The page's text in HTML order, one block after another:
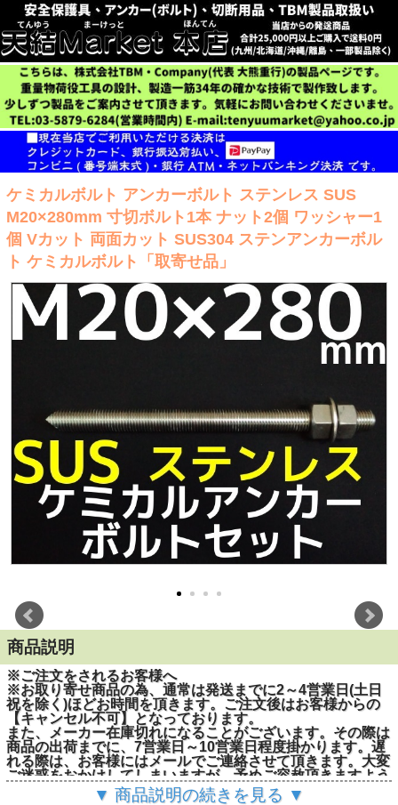
ケミカルボルト アンカーボルト ステンレス SUS
M20×280mm 寸切ボルト1本 ナット2個 ワッシャー1
個 Vカット 両面カット SUS304 ステンアンカーボル
ト ケミカルボルト「取寄せ品」
商品説明
※ご注文をされるお客様へ
※お取り寄せ商品の為、通常は発送までに2～4営業日(土日
祝を除く)ほどお時間を頂きます。ご注文後はお客様からの
【キャンセル不可】となっております。
また、メーカー在庫切れになることがございます。その際は
商品の出荷までに、7営業日～10営業日程度掛かります。遅
れる際は、お客様にはメールでご連絡させて頂きます。大変
ご迷惑をおかけしてしまいますが、予めご容赦頂きますよう
お願い申し上げます。▼ 商品説明の続きを見る ▼